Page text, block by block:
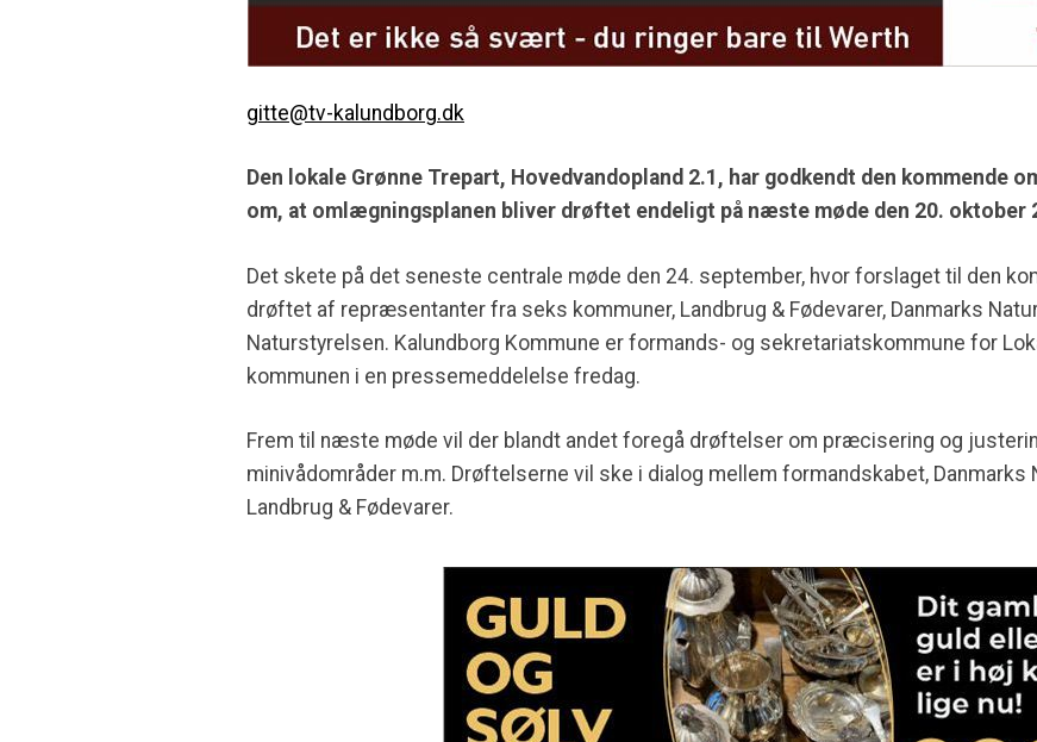
gitte@tv-kalundborg.dk
Den lokale Grønne Trepart, Hovedvandopland 2.1, har godkendt den kommende
om, at omlægningsplanen bliver drøftet endeligt på næste møde den 20. oktober
Det skete på det seneste centrale møde den 24. september, hvor forslaget til den
drøftet af repræsentanter fra seks kommuner, Landbrug & Fødevarer, Danmarks
Naturstyrelsen. Kalundborg Kommune er formands- og sekretariatskommune for
kommunen i en pressemeddelelse fredag.
Frem til næste møde vil der blandt andet foregå drøftelser om præcisering og
minivådområder m.m. Drøftelserne vil ske i dialog mellem formandskabet,
Landbrug & Fødevarer.